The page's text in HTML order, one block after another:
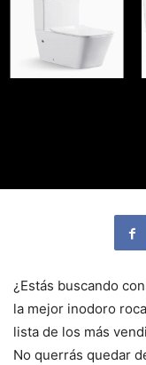
¿Estás buscando
la mejor inodoro
lista de los más
No querrás quedar